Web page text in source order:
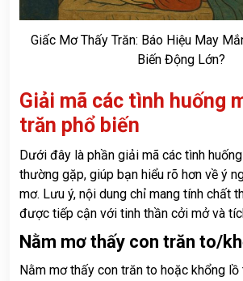
Giấc Mơ Thấy Trăn: Báo Hiệu May
Biến Động Lớn?
Giải mã các tình huống
trăn phổ biến
Dưới đây là phần giải mã các tình huống
thường gặp, giúp bạn hiểu rõ hơn về ý
mơ. Lưu ý, nội dung chỉ mang tính chất
được tiếp cận với tinh thần cởi mở và
Nằm mơ thấy con trăn to/
Nằm mơ thấy con trăn to hoặc khổng